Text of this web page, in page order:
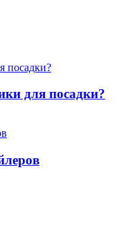
для посадки?